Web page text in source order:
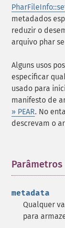
metadados
reduzir o
arquivo phar
Alguns usos
especificar
usado para
manifesto de
» PEAR. No
descrevam o
Parâmetros
metadata
Qualquer
para